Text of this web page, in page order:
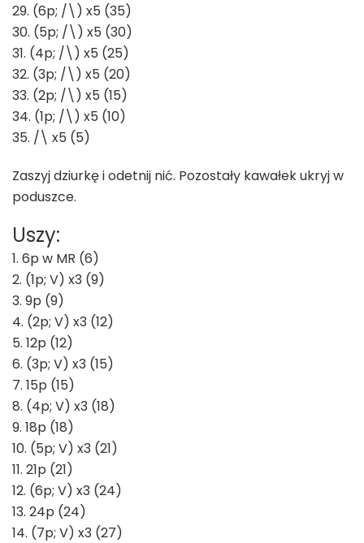
29. (6p; /\) x5 (35)
30. (5p; /\) x5 (30)
31. (4p; /\) x5 (25)
32. (3p; /\) x5 (20)
33. (2p; /\) x5 (15)
34. (1p; /\) x5 (10)
35. /\ x5 (5)
Zaszyj dziurkę i odetnij nić. Pozostały kawałek ukryj w
poduszce.
Uszy:
1. 6p w MR (6)
2. (1p; V) x3 (9)
3. 9p (9)
4. (2p; V) x3 (12)
5. 12p (12)
6. (3p; V) x3 (15)
7. 15p (15)
8. (4p; V) x3 (18)
9. 18p (18)
10. (5p; V) x3 (21)
11. 21p (21)
12. (6p; V) x3 (24)
13. 24p (24)
14. (7p; V) x3 (27)